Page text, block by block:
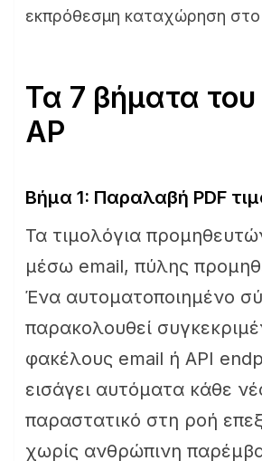
εκπρόθεσμη καταχώρηση στο
Τα 7 βήματα
AP
Βήμα 1: Παραλαβή PDF
Τα τιμολόγια
μέσω email, πύλης
Ένα αυτοματοποιημένο
παρακολουθεί
φακέλους email ή API
εισάγει αυτόματα κάθε
παραστατικό στη ροή
χωρίς ανθρώπινη